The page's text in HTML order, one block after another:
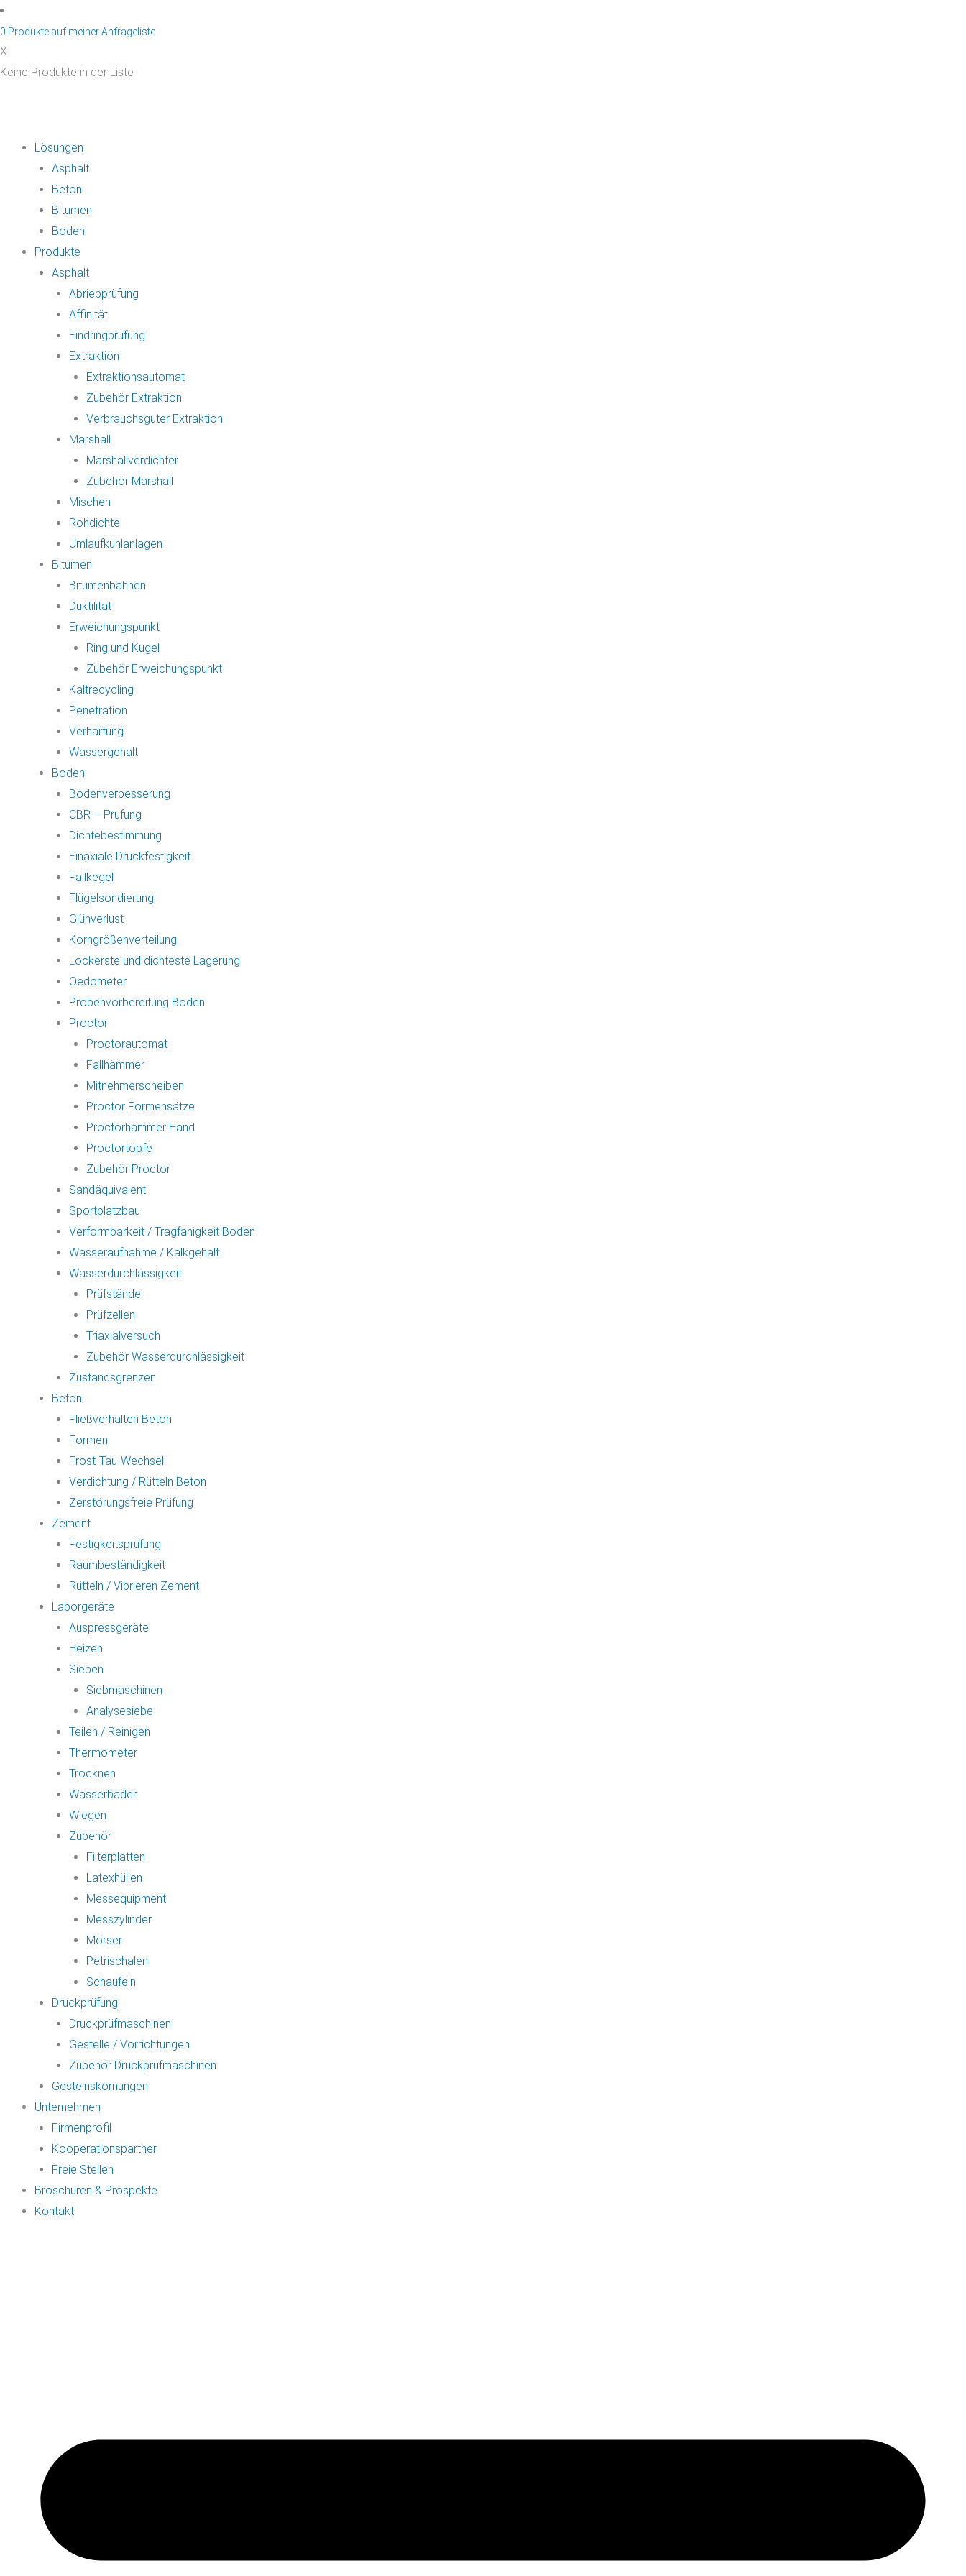
Zum
Inhalt
springen
0 Produkte auf meiner Anfrageliste
X
Keine Produkte in der Liste
Lösungen
Asphalt
Beton
Bitumen
Boden
Produkte
Asphalt
Abriebprüfung
Affinität
Eindringprüfung
Extraktion
Extraktionsautomat
Zubehör Extraktion
Verbrauchsgüter Extraktion
Marshall
Marshallverdichter
Zubehör Marshall
Mischen
Rohdichte
Umlaufkühlanlagen
Bitumen
Bitumenbahnen
Duktilität
Erweichungspunkt
Ring und Kugel
Zubehör Erweichungspunkt
Kaltrecycling
Penetration
Verhärtung
Wassergehalt
Boden
Bodenverbesserung
CBR – Prüfung
Dichtebestimmung
Einaxiale Druckfestigkeit
Fallkegel
Flügelsondierung
Glühverlust
Korngrößenverteilung
Lockerste und dichteste Lagerung
Oedometer
Probenvorbereitung Boden
Proctor
Proctorautomat
Fallhämmer
Mitnehmerscheiben
Proctor Formensätze
Proctorhammer Hand
Proctortöpfe
Zubehör Proctor
Sandäquivalent
Sportplatzbau
Verformbarkeit / Tragfähigkeit Boden
Wasseraufnahme / Kalkgehalt
Wasserdurchlässigkeit
Prüfstände
Prüfzellen
Triaxialversuch
Zubehör Wasserdurchlässigkeit
Zustandsgrenzen
Beton
Fließverhalten Beton
Formen
Frost-Tau-Wechsel
Verdichtung / Rütteln Beton
Zerstörungsfreie Prüfung
Zement
Festigkeitsprüfung
Raumbeständigkeit
Rütteln / Vibrieren Zement
Laborgeräte
Auspressgeräte
Heizen
Sieben
Siebmaschinen
Analysesiebe
Teilen / Reinigen
Thermometer
Trocknen
Wasserbäder
Wiegen
Zubehör
Filterplatten
Latexhüllen
Messequipment
Messzylinder
Mörser
Petrischalen
Schaufeln
Druckprüfung
Druckprüfmaschinen
Gestelle / Vorrichtungen
Zubehör Druckprüfmaschinen
Gesteinskörnungen
Unternehmen
Firmenprofil
Kooperationspartner
Freie Stellen
Broschüren & Prospekte
Kontakt